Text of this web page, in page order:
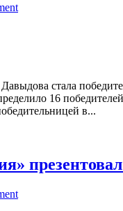
стала
16
в...